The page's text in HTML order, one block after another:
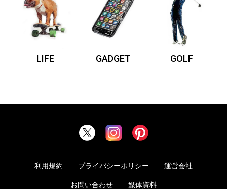
LIFE GADGET GOLF
利用規約 プライバシーポリシー 運営会社
お問い合わせ 媒体資料